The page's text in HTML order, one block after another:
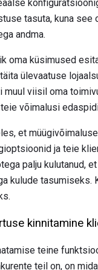
tasuta, kuna
andma.
oma küsimused
ülevaatuse
muul viisil oma
võimalusi
et
ja teie
palju kulutanud,
kulude tasumiseks.
kinnitamine
teine
teil on, on